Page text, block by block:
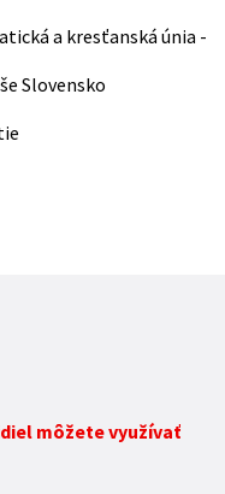
a kresťanská únia -
Slovensko
môžete využívať